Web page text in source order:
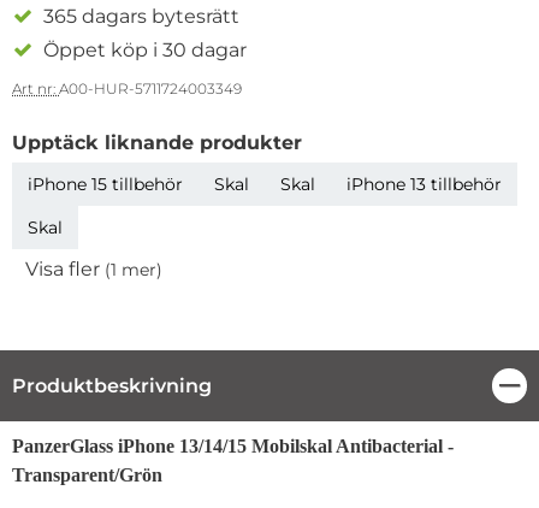
365 dagars bytesrätt
Öppet köp i 30 dagar
Art nr: A00-HUR-5711724003349
Upptäck liknande produkter
iPhone 15 tillbehör Skal Skal
iPhone 13 tillbehör
Skal
Visa fler (1 mer)
Produktbeskrivning
Produktbeskrivning
PanzerGlass iPhone 13/14/15 Mobilskal Antibacterial -
Transparent/Grön